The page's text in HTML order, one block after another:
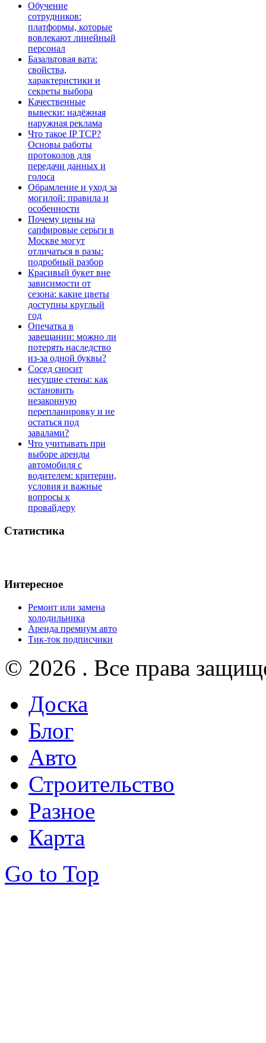
Обучение
сотрудников:
платформы, которые
вовлекают линейный
персонал
Базальтовая вата:
свойства,
характеристики и
секреты выбора
Качественные
вывески: надёжная
наружная реклама
Что такое IP TCP?
Основы работы
протоколов для
передачи данных и
голоса
Обрамление и уход за
могилой: правила и
особенности
Почему цены на
сапфировые серьги в
Москве могут
отличаться в разы:
подробный разбор
Красивый букет вне
зависимости от
сезона: какие цветы
доступны круглый
год
Опечатка в
завещании: можно ли
потерять наследство
из-за одной буквы?
Сосед сносит
несущие стены: как
остановить
незаконную
перепланировку и не
остаться под
завалами?
Что учитывать при
выборе аренды
автомобиля с
водителем: критерии,
условия и важные
вопросы к
провайдеру
Статистика
Интересное
Ремонт или замена
холодильника
Аренда премиум авто
Тик-ток подписчики
© 2026 . Все права
Доска
Блог
Авто
Строительство
Разное
Карта
Go to Top